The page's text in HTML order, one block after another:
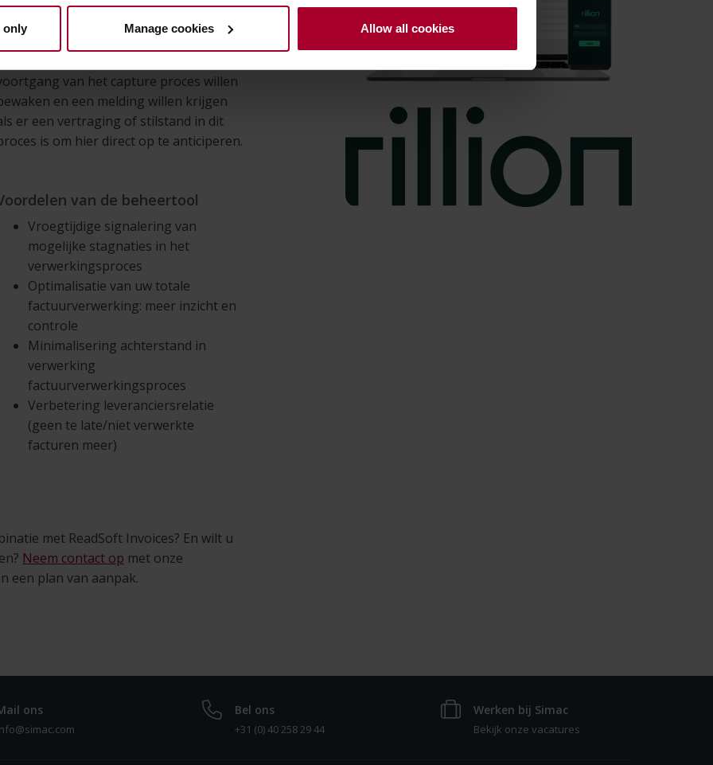
only Manage cookies Allow all cookies
Voor wie is deze tool?
van het capture proces willen
en een melding willen krijgen
er een vertraging of stilstand in dit
is om hier direct op te anticiperen.
van de beheertool
Vroegtijdige signalering van
mogelijke stagnaties in het
verwerkingsproces
Optimalisatie van uw totale
factuurverwerking: meer inzicht en
controle
Minimalisering achterstand in
verwerking
factuurverwerkingsproces
Verbetering leveranciersrelatie
(geen te late/niet verwerkte
facturen meer)
met ReadSoft Invoices? En wilt u
Neem contact op met onze
een plan van aanpak.
ons Bel ons
+31 (0) 40 258 29 44
Werken bij Simac
Bekijk onze vacatures